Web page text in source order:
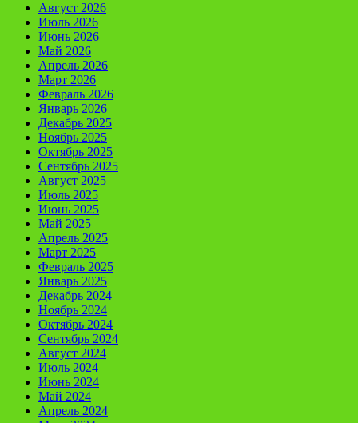
Август 2026
Июль 2026
Июнь 2026
Май 2026
Апрель 2026
Март 2026
Февраль 2026
Январь 2026
Декабрь 2025
Ноябрь 2025
Октябрь 2025
Сентябрь 2025
Август 2025
Июль 2025
Июнь 2025
Май 2025
Апрель 2025
Март 2025
Февраль 2025
Январь 2025
Декабрь 2024
Ноябрь 2024
Октябрь 2024
Сентябрь 2024
Август 2024
Июль 2024
Июнь 2024
Май 2024
Апрель 2024